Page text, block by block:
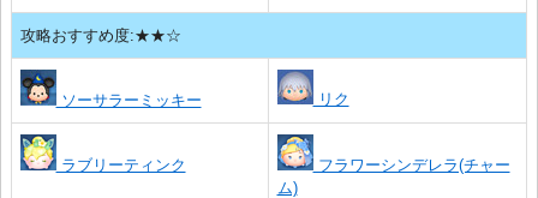
攻略おすすめ度:★★☆
ソーサラーミッキー リク
ラブリーティンク
フラワーシンデレラ(チャー
ム)